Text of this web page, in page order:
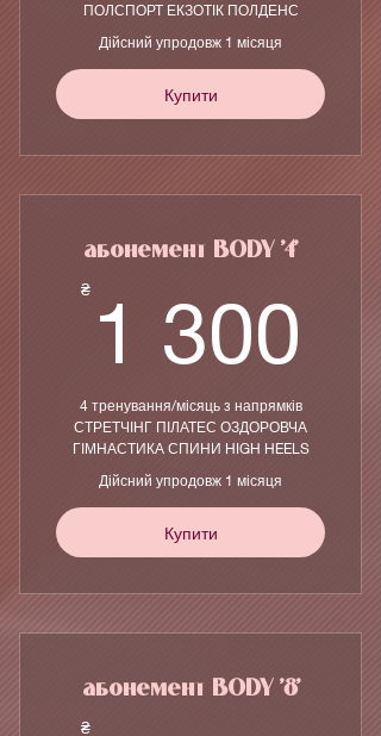
ПОЛСПОРТ ЕКЗОТІК ПОЛДЕНС
Дійсний упродовж 1 місяця
Купити
абонемент BODY '4'
₴ 1 300
4 тренування/місяць з напрямків
СТРЕТЧІНГ ПІЛАТЕС ОЗДОРОВЧА
ГІМНАСТИКА СПИНИ HIGH HEELS
Дійсний упродовж 1 місяця
Купити
абонемент BODY '8'
₴